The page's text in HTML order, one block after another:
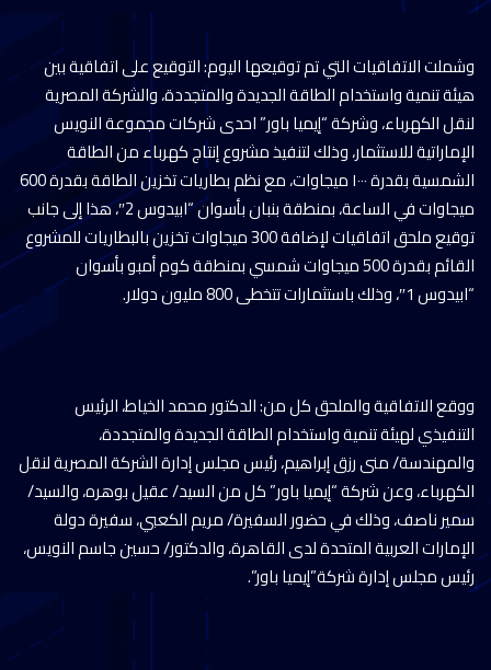
وشملت الاتفاقيات التي تم توقيعها اليوم: التوقيع على اتفاقية بين
هيئة تنمية واستخدام الطاقة الجديدة والمتجددة، والشركة المصرية
لنقل الكهرباء، وشركة “إيميا باور” احدى شركات مجموعة النويس
الإماراتية للاستثمار، وذلك لتنفيذ مشروع إنتاج كهرباء من الطاقة
الشمسية بقدرة ١٠٠٠ ميجاوات، مع نظم بطاريات تخزين الطاقة بقدرة 600
ميجاوات في الساعة، بمنطقة بنبان بأسوان “ابيدوس 2″، هذا إلى جانب
توقيع ملحق اتفاقيات لإضافة 300 ميجاوات تخزين بالبطاريات للمشروع
القائم بقدرة 500 ميجاوات شمسي بمنطقة كوم أمبو بأسوان
“ابيدوس 1″، وذلك باستثمارات تتخطى 800 مليون دولار.
ووقع الاتفاقية والملحق كل من: الدكتور محمد الخياط، الرئيس
التنفيذي لهيئة تنمية واستخدام الطاقة الجديدة والمتجددة،
والمهندسة/ منى رزق إبراهيم، رئيس مجلس إدارة الشركة المصرية لنقل
الكهرباء، وعن شركة “إيميا باور” كل من السيد/ عقيل بوهره، والسيد/
سمير ناصف، وذلك في حضور السفيرة/ مريم الكعبي، سفيرة دولة
الإمارات العربية المتحدة لدى القاهرة، والدكتور/ حسين جاسم النويس،
رئيس مجلس إدارة شركة”إيميا باور”.